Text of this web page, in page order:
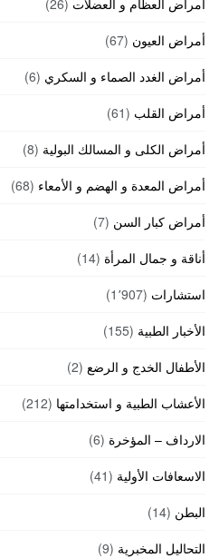
أمراض العظام و العضلات (26)
أمراض العيون (67)
أمراض الغدد الصماء و السكري (6)
أمراض القلب (61)
أمراض الكلى و المسالك البولية (8)
أمراض المعدة و الهضم و الأمعاء (68)
أمراض كبار السن (7)
أناقة و جمال المرأة (14)
استشارات (1٬907)
الأخبار الطبية (155)
الأطفال الخدج و الرضع (2)
الأعشاب الطبية و استخدامتها (212)
الارداف – المؤخرة (6)
الاسعافات الأولية (41)
البطن (14)
التحاليل المخبرية (9)